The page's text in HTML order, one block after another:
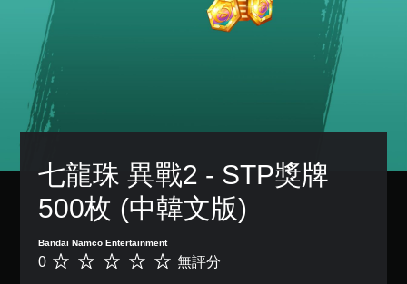
七龍珠 異戰2 - STP獎牌
500枚 (中韓文版)
Bandai Namco Entertainment
無
0 無評分